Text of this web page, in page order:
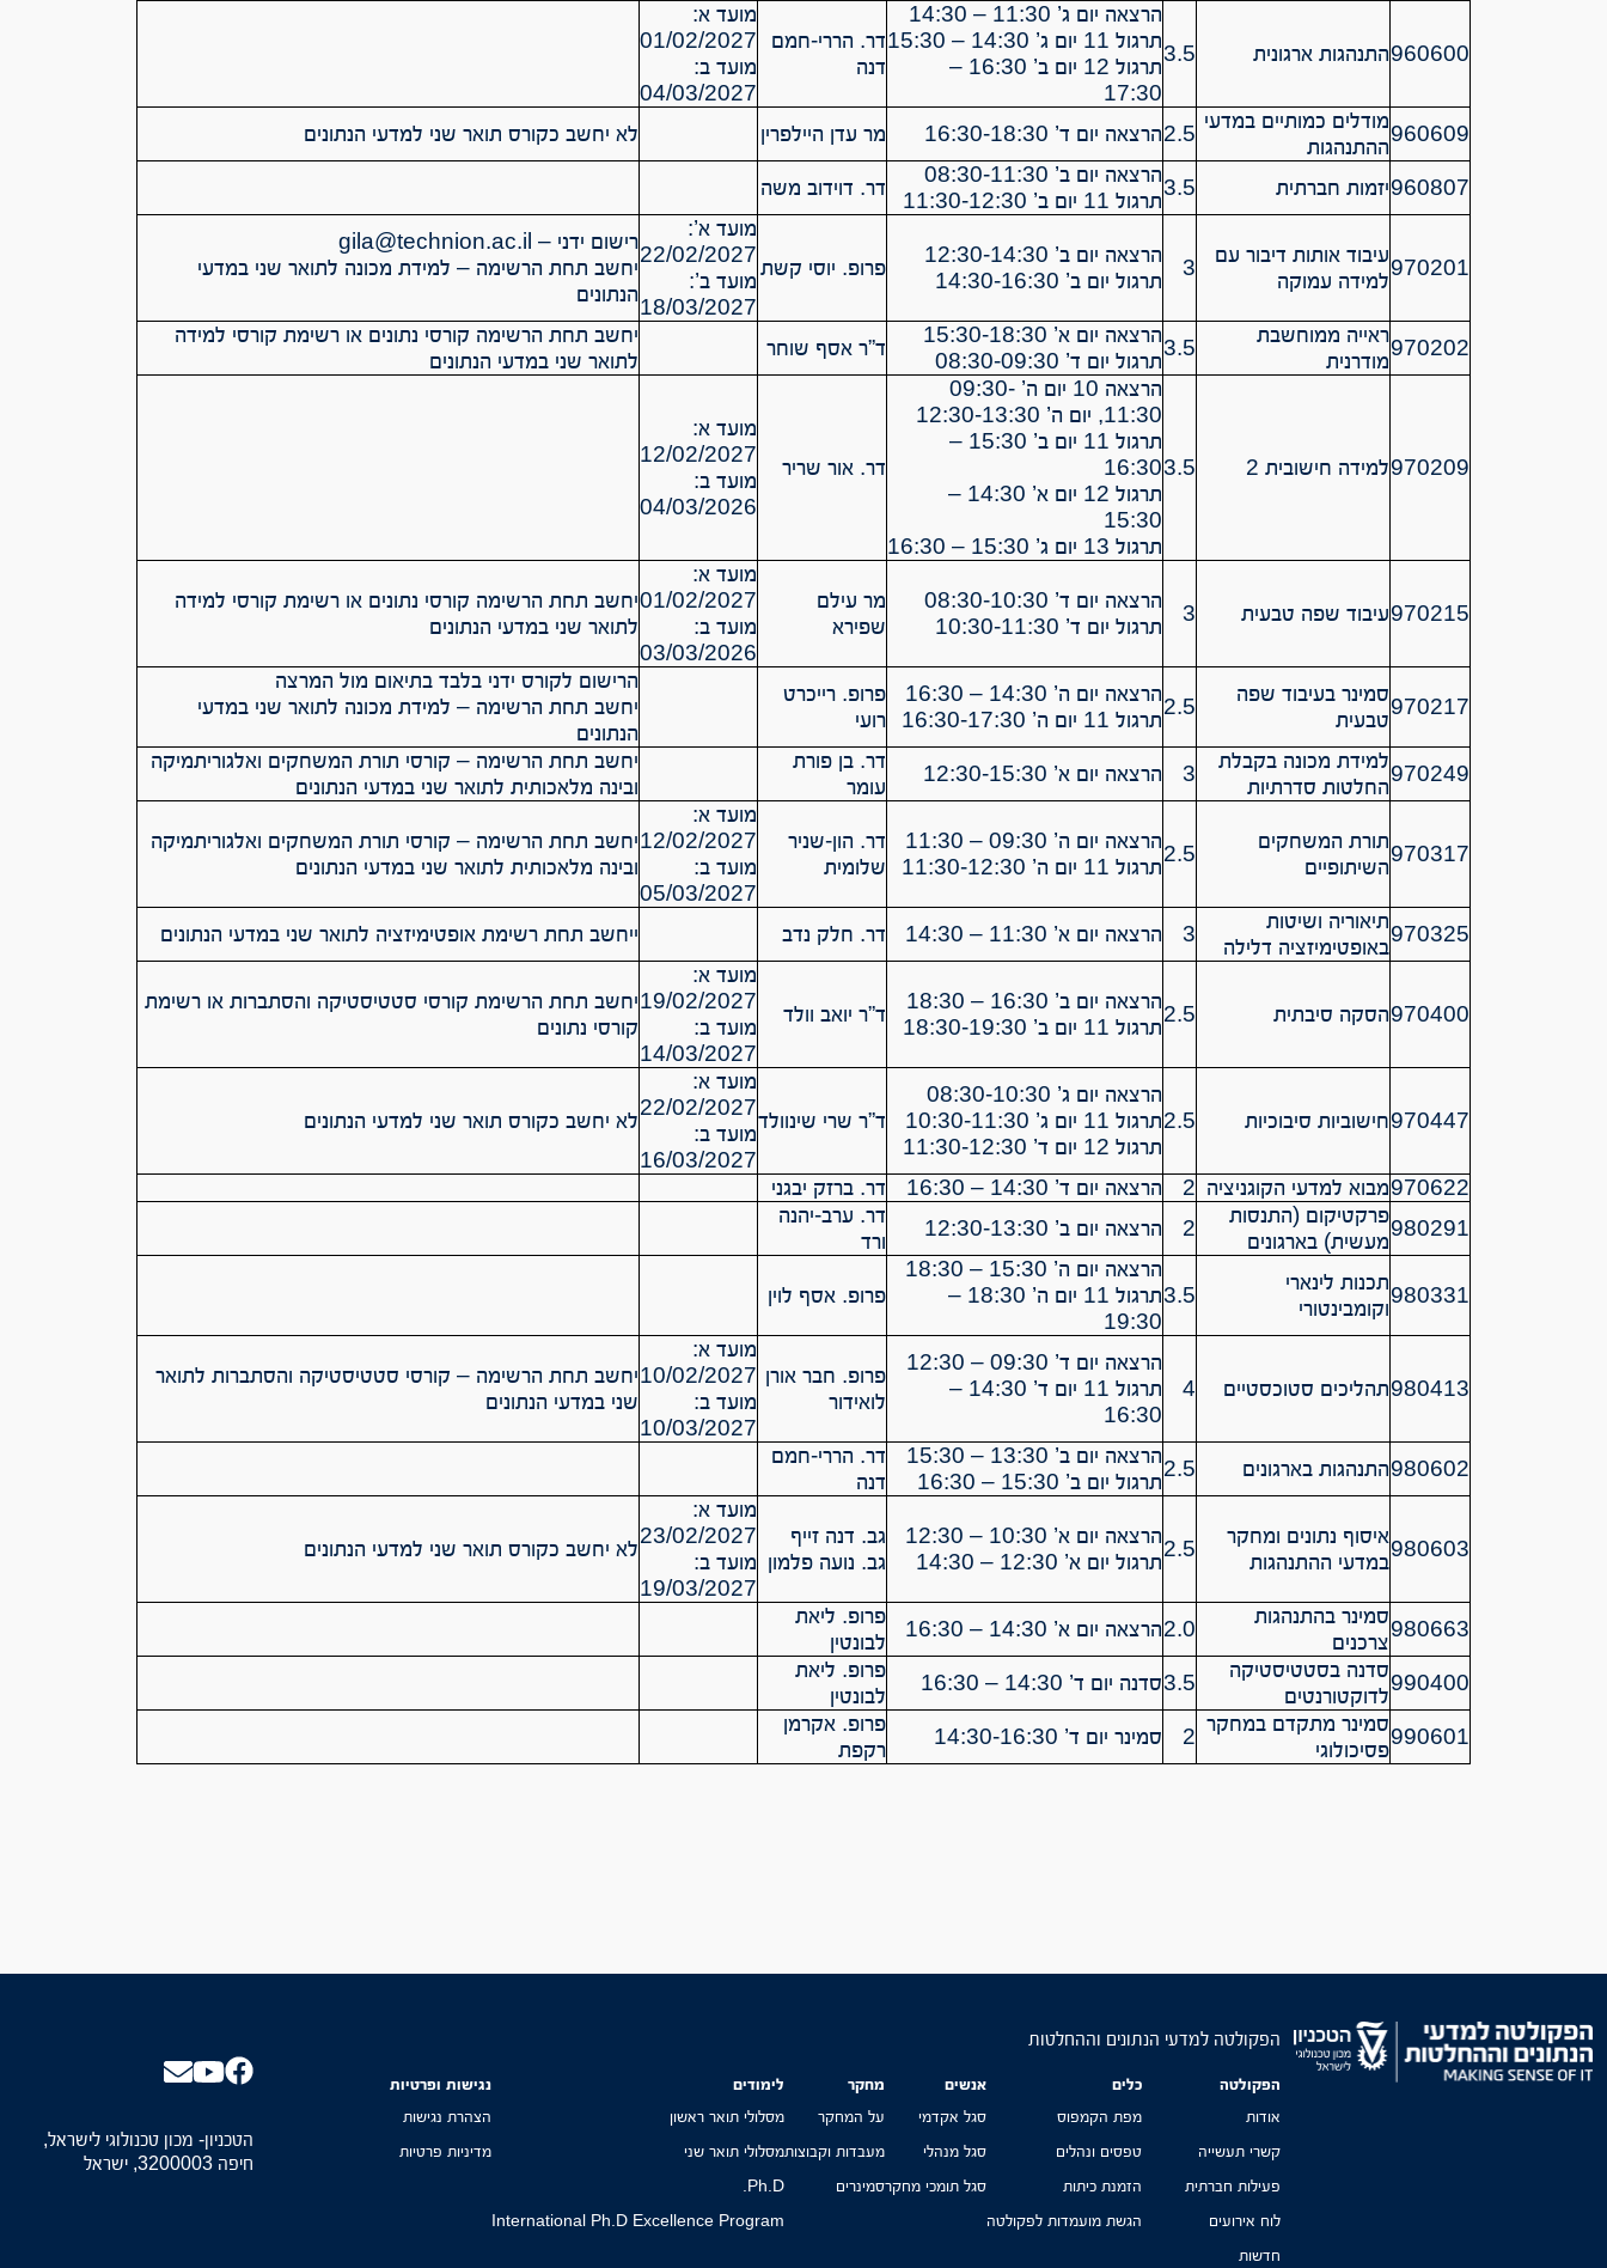
960600התנהגות ארגונית 3.5
הרצאה יום ג’ 11:30 – 14:30
תרגול 11 יום ג’ 14:30 – 15:30
תרגול 12 יום ב’ 16:30 –
17:30
דר. הררי-חמם
דנה
מועד א:
01/02/2027
מועד ב:
04/03/2027
960609
מודלים כמותיים במדעי
ההתנהגות
2.5הרצאה יום ד’ 16:30-18:30 מר עדן היילפרין לא יחשב כקורס תואר שני למדעי הנתונים
960807יזמות חברתית 3.5
הרצאה יום ב’ 08:30-11:30
תרגול 11 יום ב’ 11:30-12:30
דר. דוידוב משה
970201
עיבוד אותות דיבור עם
למידה עמוקה
3
הרצאה יום ב’ 12:30-14:30
תרגול יום ב’ 14:30-16:30
פרופ. יוסי קשת
מועד א’:
22/02/2027
מועד ב’:
18/03/2027
רישום ידני – gila@technion.ac.il
יחשב תחת הרשימה – למידת מכונה לתואר שני במדעי
הנתונים
970202
ראייה ממוחשבת
מודרנית
3.5
הרצאה יום א’ 15:30-18:30
תרגול יום ד’ 08:30-09:30
ד”ר אסף שוחר
יחשב תחת הרשימה קורסי נתונים או רשימת קורסי למידה
לתואר שני במדעי הנתונים
970209למידה חישובית 2 3.5
הרצאה 10 יום ה’ 09:30-
11:30, יום ה’ 12:30-13:30
תרגול 11 יום ב’ 15:30 –
16:30
תרגול 12 יום א’ 14:30 –
15:30
תרגול 13 יום ג’ 15:30 – 16:30
דר. אור שריר
מועד א:
12/02/2027
מועד ב:
04/03/2026
970215עיבוד שפה טבעית 3
הרצאה יום ד’ 08:30-10:30
תרגול יום ד’ 10:30-11:30
מר עילם
שפירא
מועד א:
01/02/2027
מועד ב:
03/03/2026
יחשב תחת הרשימה קורסי נתונים או רשימת קורסי למידה
לתואר שני במדעי הנתונים
970217
סמינר בעיבוד שפה
טבעית
2.5
הרצאה יום ה’ 14:30 – 16:30
תרגול 11 יום ה’ 16:30-17:30
פרופ. רייכרט
רועי
הרישום לקורס ידני בלבד בתיאום מול המרצה
יחשב תחת הרשימה – למידת מכונה לתואר שני במדעי
הנתונים
970249
למידת מכונה בקבלת
החלטות סדרתיות
3 הרצאה יום א’ 12:30-15:30
דר. בן פורת
עומר
יחשב תחת הרשימה – קורסי תורת המשחקים ואלגוריתמיקה
ובינה מלאכותית לתואר שני במדעי הנתונים
970317
תורת המשחקים
השיתופיים
2.5
הרצאה יום ה’ 09:30 – 11:30
תרגול 11 יום ה’ 11:30-12:30
דר. הון-שניר
שלומית
מועד א:
12/02/2027
מועד ב:
05/03/2027
יחשב תחת הרשימה – קורסי תורת המשחקים ואלגוריתמיקה
ובינה מלאכותית לתואר שני במדעי הנתונים
970325
תיאוריה ושיטות
באופטימיזציה דלילה
3 הרצאה יום א’ 11:30 – 14:30 דר. חלק נדב ייחשב תחת רשימת אופטימיזציה לתואר שני במדעי הנתונים
970400הסקה סיבתית 2.5
הרצאה יום ב’ 16:30 – 18:30
תרגול 11 יום ב’ 18:30-19:30
ד”ר יואב וולד
מועד א:
19/02/2027
מועד ב:
14/03/2027
יחשב תחת הרשימת קורסי סטטיסטיקה והסתברות או רשימת
קורסי נתונים
970447חישוביות סיבוכיות 2.5
הרצאה יום ג’ 08:30-10:30
תרגול 11 יום ג’ 10:30-11:30
תרגול 12 יום ד’ 11:30-12:30
ד”ר שרי שינוולד
מועד א:
22/02/2027
מועד ב:
16/03/2027
לא יחשב כקורס תואר שני למדעי הנתונים
970622מבוא למדעי הקוגניציה 2 הרצאה יום ד’ 14:30 – 16:30
דר. ברזק יבגני
980291
פרקטיקום (התנסות
מעשית) בארגונים
2 הרצאה יום ב’ 12:30-13:30
דר. ערב-יהנה
ורד
980331
תכנות לינארי
וקומבינטורי
3.5
הרצאה יום ה’ 15:30 – 18:30
תרגול 11 יום ה’ 18:30 –
19:30
פרופ. אסף לוין
980413תהליכים סטוכסטיים 4
הרצאה יום ד’ 09:30 – 12:30
תרגול 11 יום ד’ 14:30 –
16:30
פרופ. חבר אורן
לואידור
מועד א:
10/02/2027
מועד ב:
10/03/2027
יחשב תחת הרשימה – קורסי סטטיסטיקה והסתברות לתואר
שני במדעי הנתונים
980602התנהגות בארגונים 2.5
הרצאה יום ב’ 13:30 – 15:30
תרגול יום ב’ 15:30 – 16:30
דר. הררי-חמם
דנה
980603
איסוף נתונים ומחקר
במדעי ההתנהגות
2.5
הרצאה יום א’ 10:30 – 12:30
תרגול יום א’ 12:30 – 14:30
גב. דנה זייף
גב. נועה פלמון
מועד א:
23/02/2027
מועד ב:
19/03/2027
לא יחשב כקורס תואר שני למדעי הנתונים
980663
סמינר בהתנהגות
צרכנים
2.0הרצאה יום א’ 14:30 – 16:30
פרופ. ליאת
לבונטין
990400
סדנה בסטטיסטיקה
לדוקטורנטים
3.5סדנה יום ד’ 14:30 – 16:30
פרופ. ליאת
לבונטין
990601
סמינר מתקדם במחקר
פסיכולוגי
2 סמינר יום ד’ 14:30-16:30
פרופ. אקרמן
רקפת
הפקולטה למדעי הנתונים וההחלטות
הפקולטה
אודות
קשרי תעשייה
פעילות חברתית
לוח אירועים
חדשות
כלים
מפת הקמפוס
טפסים ונהלים
הזמנת כיתות
הגשת מועמדות לפקולטה
אנשים
סגל אקדמי
סגל מנהלי
סגל תומכי מחקר
מחקר
על המחקר
מעבדות וקבוצות
סמינרים
לימודים
מסלולי תואר ראשון
מסלולי תואר שני
Ph.D.
International Ph.D Excellence Program
נגישות ופרטיות
הצהרת נגישות
מדיניות פרטיות
הטכניון- מכון טכנולוגי לישראל,
חיפה 3200003, ישראל